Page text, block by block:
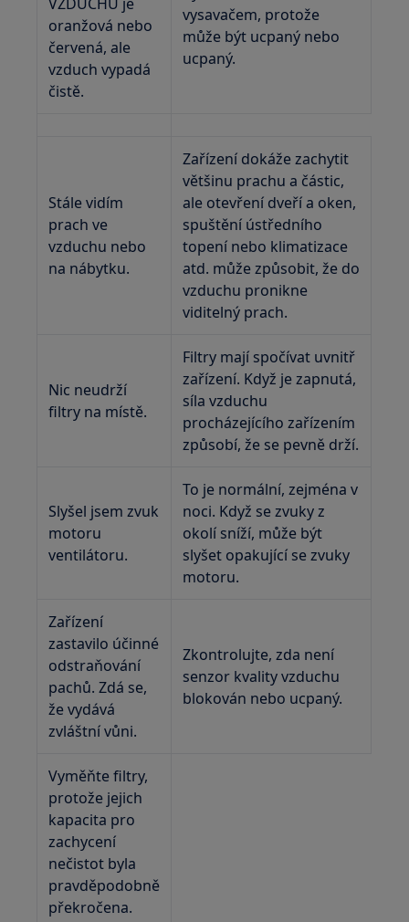
oranžová nebo
červená, ale
vzduch vypadá
čistě.
vysavačem, protože
může být ucpaný nebo
ucpaný.
Stále vidím
prach ve
vzduchu nebo
na nábytku.
Zařízení dokáže zachytit
většinu prachu a částic,
ale otevření dveří a oken,
spuštění ústředního
topení nebo klimatizace
atd. může způsobit, že do
vzduchu pronikne
viditelný prach.
Nic neudrží
filtry na místě.
Filtry mají spočívat uvnitř
zařízení. Když je zapnutá,
síla vzduchu
procházejícího zařízením
způsobí, že se pevně drží.
Slyšel jsem zvuk
motoru
ventilátoru.
To je normální, zejména v
noci. Když se zvuky z
okolí sníží, může být
slyšet opakující se zvuky
motoru.
Zařízení
zastavilo účinné
odstraňování
pachů. Zdá se,
že vydává
zvláštní vůni.
Zkontrolujte, zda není
senzor kvality vzduchu
blokován nebo ucpaný.
Vyměňte filtry,
protože jejich
kapacita pro
zachycení
nečistot byla
pravděpodobně
překročena.